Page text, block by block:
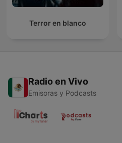
Terror en blanco
Radio en Vivo
Emisoras y Podcasts